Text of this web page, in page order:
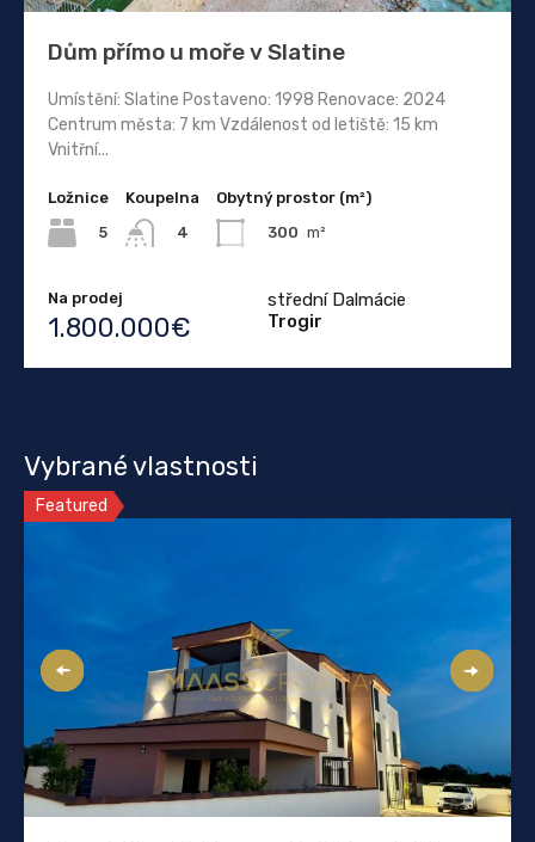
Dům přímo u moře v Slatine
Umístění: Slatine Postaveno: 1998 Renovace: 2024
Centrum města: 7 km Vzdálenost od letiště: 15 km
Vnitřní...
Ložnice
5
Koupelna
4
Obytný prostor (m²)
300 m²
Na prodej
1.800.000€
střední Dalmácie
Trogir
Vybrané vlastnosti
Featured